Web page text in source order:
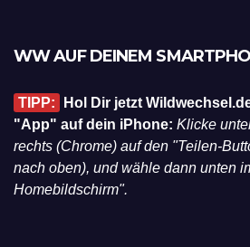
WW AUF DEINEM
TIPP:
Hol Dir jetzt
"App" auf dein iPhone: Klicke
rechts (Chrome) auf den "Teilen-
nach oben), und wähle dann unten
Homebildschirm".